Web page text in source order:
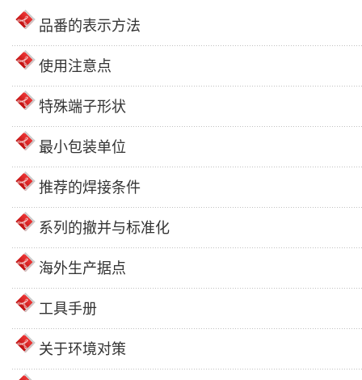
品番的表示方法
使用注意点
特殊端子形状
最小包装单位
推荐的焊接条件
系列的撤并与标准化
海外生产据点
工具手册
关于环境对策